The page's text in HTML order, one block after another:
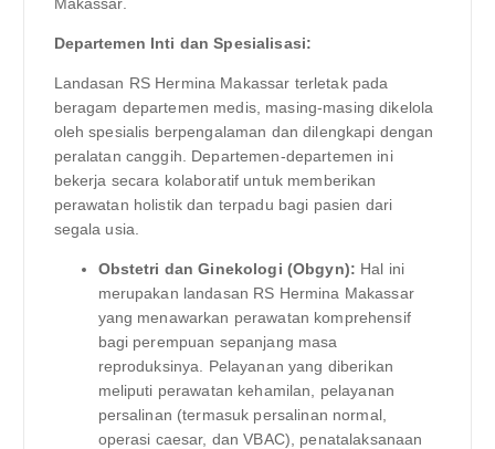
Departemen Inti dan Spesialisasi:
Landasan RS Hermina Makassar terletak pada
beragam departemen medis, masing-masing dikelola
oleh spesialis berpengalaman dan dilengkapi dengan
peralatan canggih. Departemen-departemen ini
bekerja secara kolaboratif untuk memberikan
perawatan holistik dan terpadu bagi pasien dari
segala usia.
Obstetri dan Ginekologi (Obgyn): Hal ini
merupakan landasan RS Hermina Makassar
yang menawarkan perawatan komprehensif
bagi perempuan sepanjang masa
reproduksinya. Pelayanan yang diberikan
meliputi perawatan kehamilan, pelayanan
persalinan (termasuk persalinan normal,
operasi caesar, dan VBAC), penatalaksanaan